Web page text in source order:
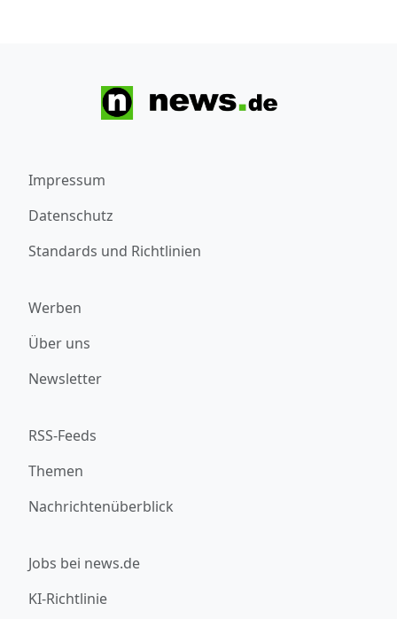
Impressum
Datenschutz
Standards und Richtlinien
Werben
Über uns
Newsletter
RSS-Feeds
Themen
Nachrichtenüberblick
Jobs bei news.de
KI-Richtlinie